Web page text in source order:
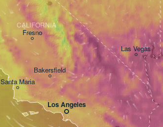
Los Angeles
Las Vegas
Fresno
Santa Maria
Bakersfield
CALIFORNIA